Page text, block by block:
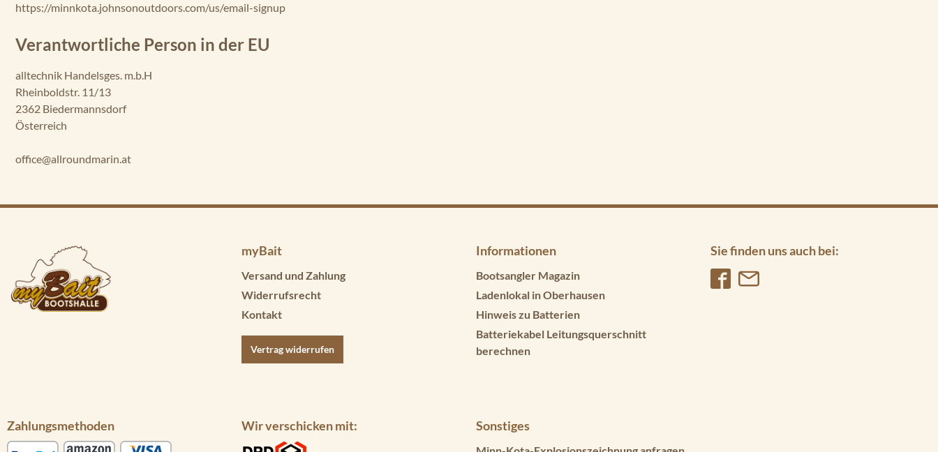
https://minnkota.johnsonoutdoors.com/us/email-signup
Verantwortliche Person in der EU
alltechnik Handelsges. m.b.H
Rheinboldstr. 11/13
2362 Biedermannsdorf
Österreich
office@allroundmarin.at
myBait
Versand und Zahlung
Widerrufsrecht
Kontakt
Vertrag widerrufen
Informationen
Bootsangler Magazin
Ladenlokal in Oberhausen
Hinweis zu Batterien
Batteriekabel Leitungsquerschnitt
berechnen
Sie finden uns auch bei:
Zahlungsmethoden Wir verschicken mit: Sonstiges